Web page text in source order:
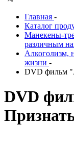
Главная -
Каталог
Манекены-
различным
Алкоголизм,
жизни -
DVD фильм
DVD